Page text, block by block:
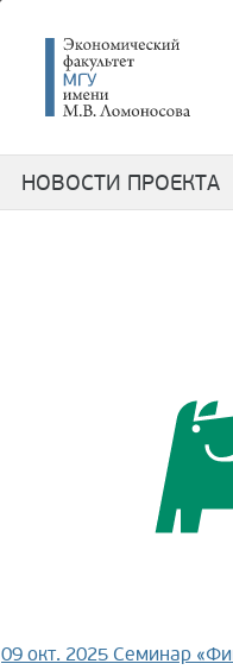
НОВОСТИ ПРОЕКТА
09 окт. 2025 Семинар